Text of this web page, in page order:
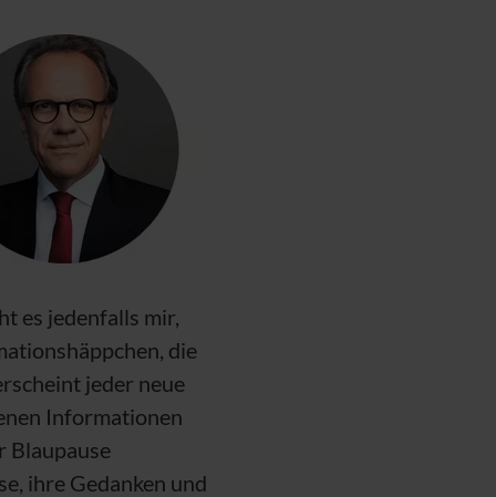
es jedenfalls mir,
die
jeder neue
Informationen
Blaupause
ihre Gedanken und